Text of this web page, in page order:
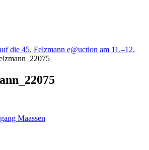
die 45. Felzmann e@uction am 11.–12.
Maassen